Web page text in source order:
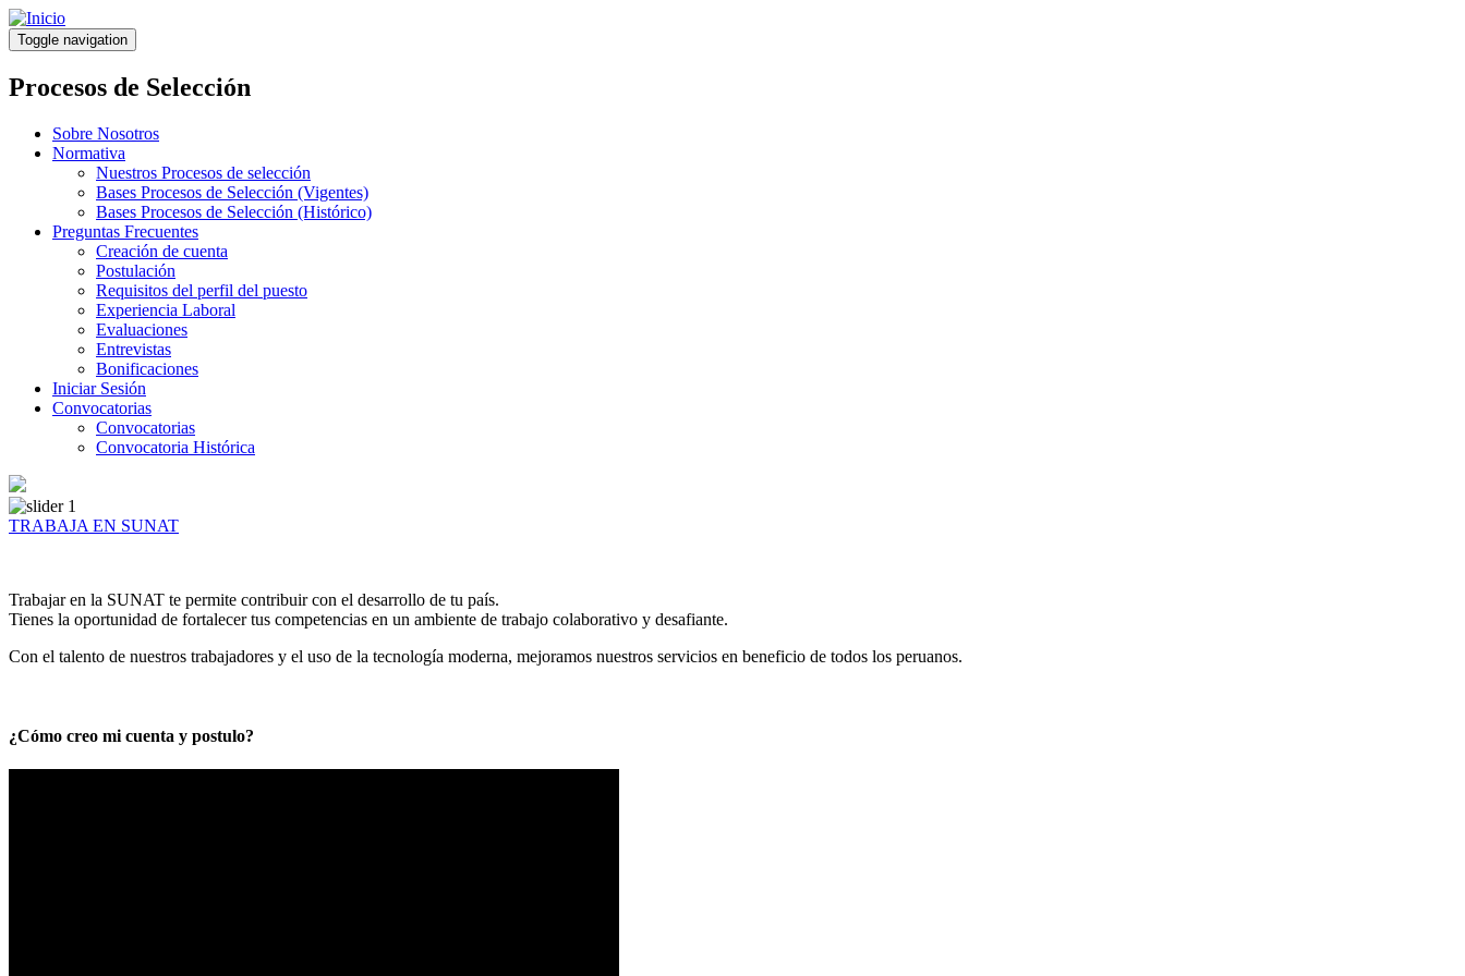
Pasar
al
contenido
principal
Toggle navigation
Procesos de Selección
Sobre Nosotros
Normativa
Nuestros Procesos de selección
Bases Procesos de Selección (Vigentes)
Bases Procesos de Selección (Histórico)
Preguntas Frecuentes
Creación de cuenta
Postulación
Requisitos del perfil del puesto
Experiencia Laboral
Evaluaciones
Entrevistas
Bonificaciones
Iniciar Sesión
Convocatorias
Convocatorias
Convocatoria Histórica
TRABAJA EN SUNAT
Trabajar en la SUNAT te permite contribuir con el desarrollo de tu país.
Tienes la oportunidad de fortalecer tus competencias en un ambiente de trabajo colaborativo y desafiante.
Con el talento de nuestros trabajadores y el uso de la tecnología moderna, mejoramos nuestros servicios en beneficio de todos los peruanos.
¿Cómo creo mi cuenta y postulo?